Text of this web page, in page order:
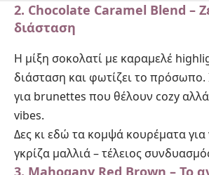
2. Chocolate Caramel Blend –
διάσταση
Η μίξη σοκολατί με καραμελέ
διάσταση και φωτίζει το πρόσωπο.
για brunettes που θέλουν cozy
vibes.
Δες κι εδώ τα κομψά κουρέματα για
γκρίζα μαλλιά– τέλειος
3. Mahogany Red Brown – Το